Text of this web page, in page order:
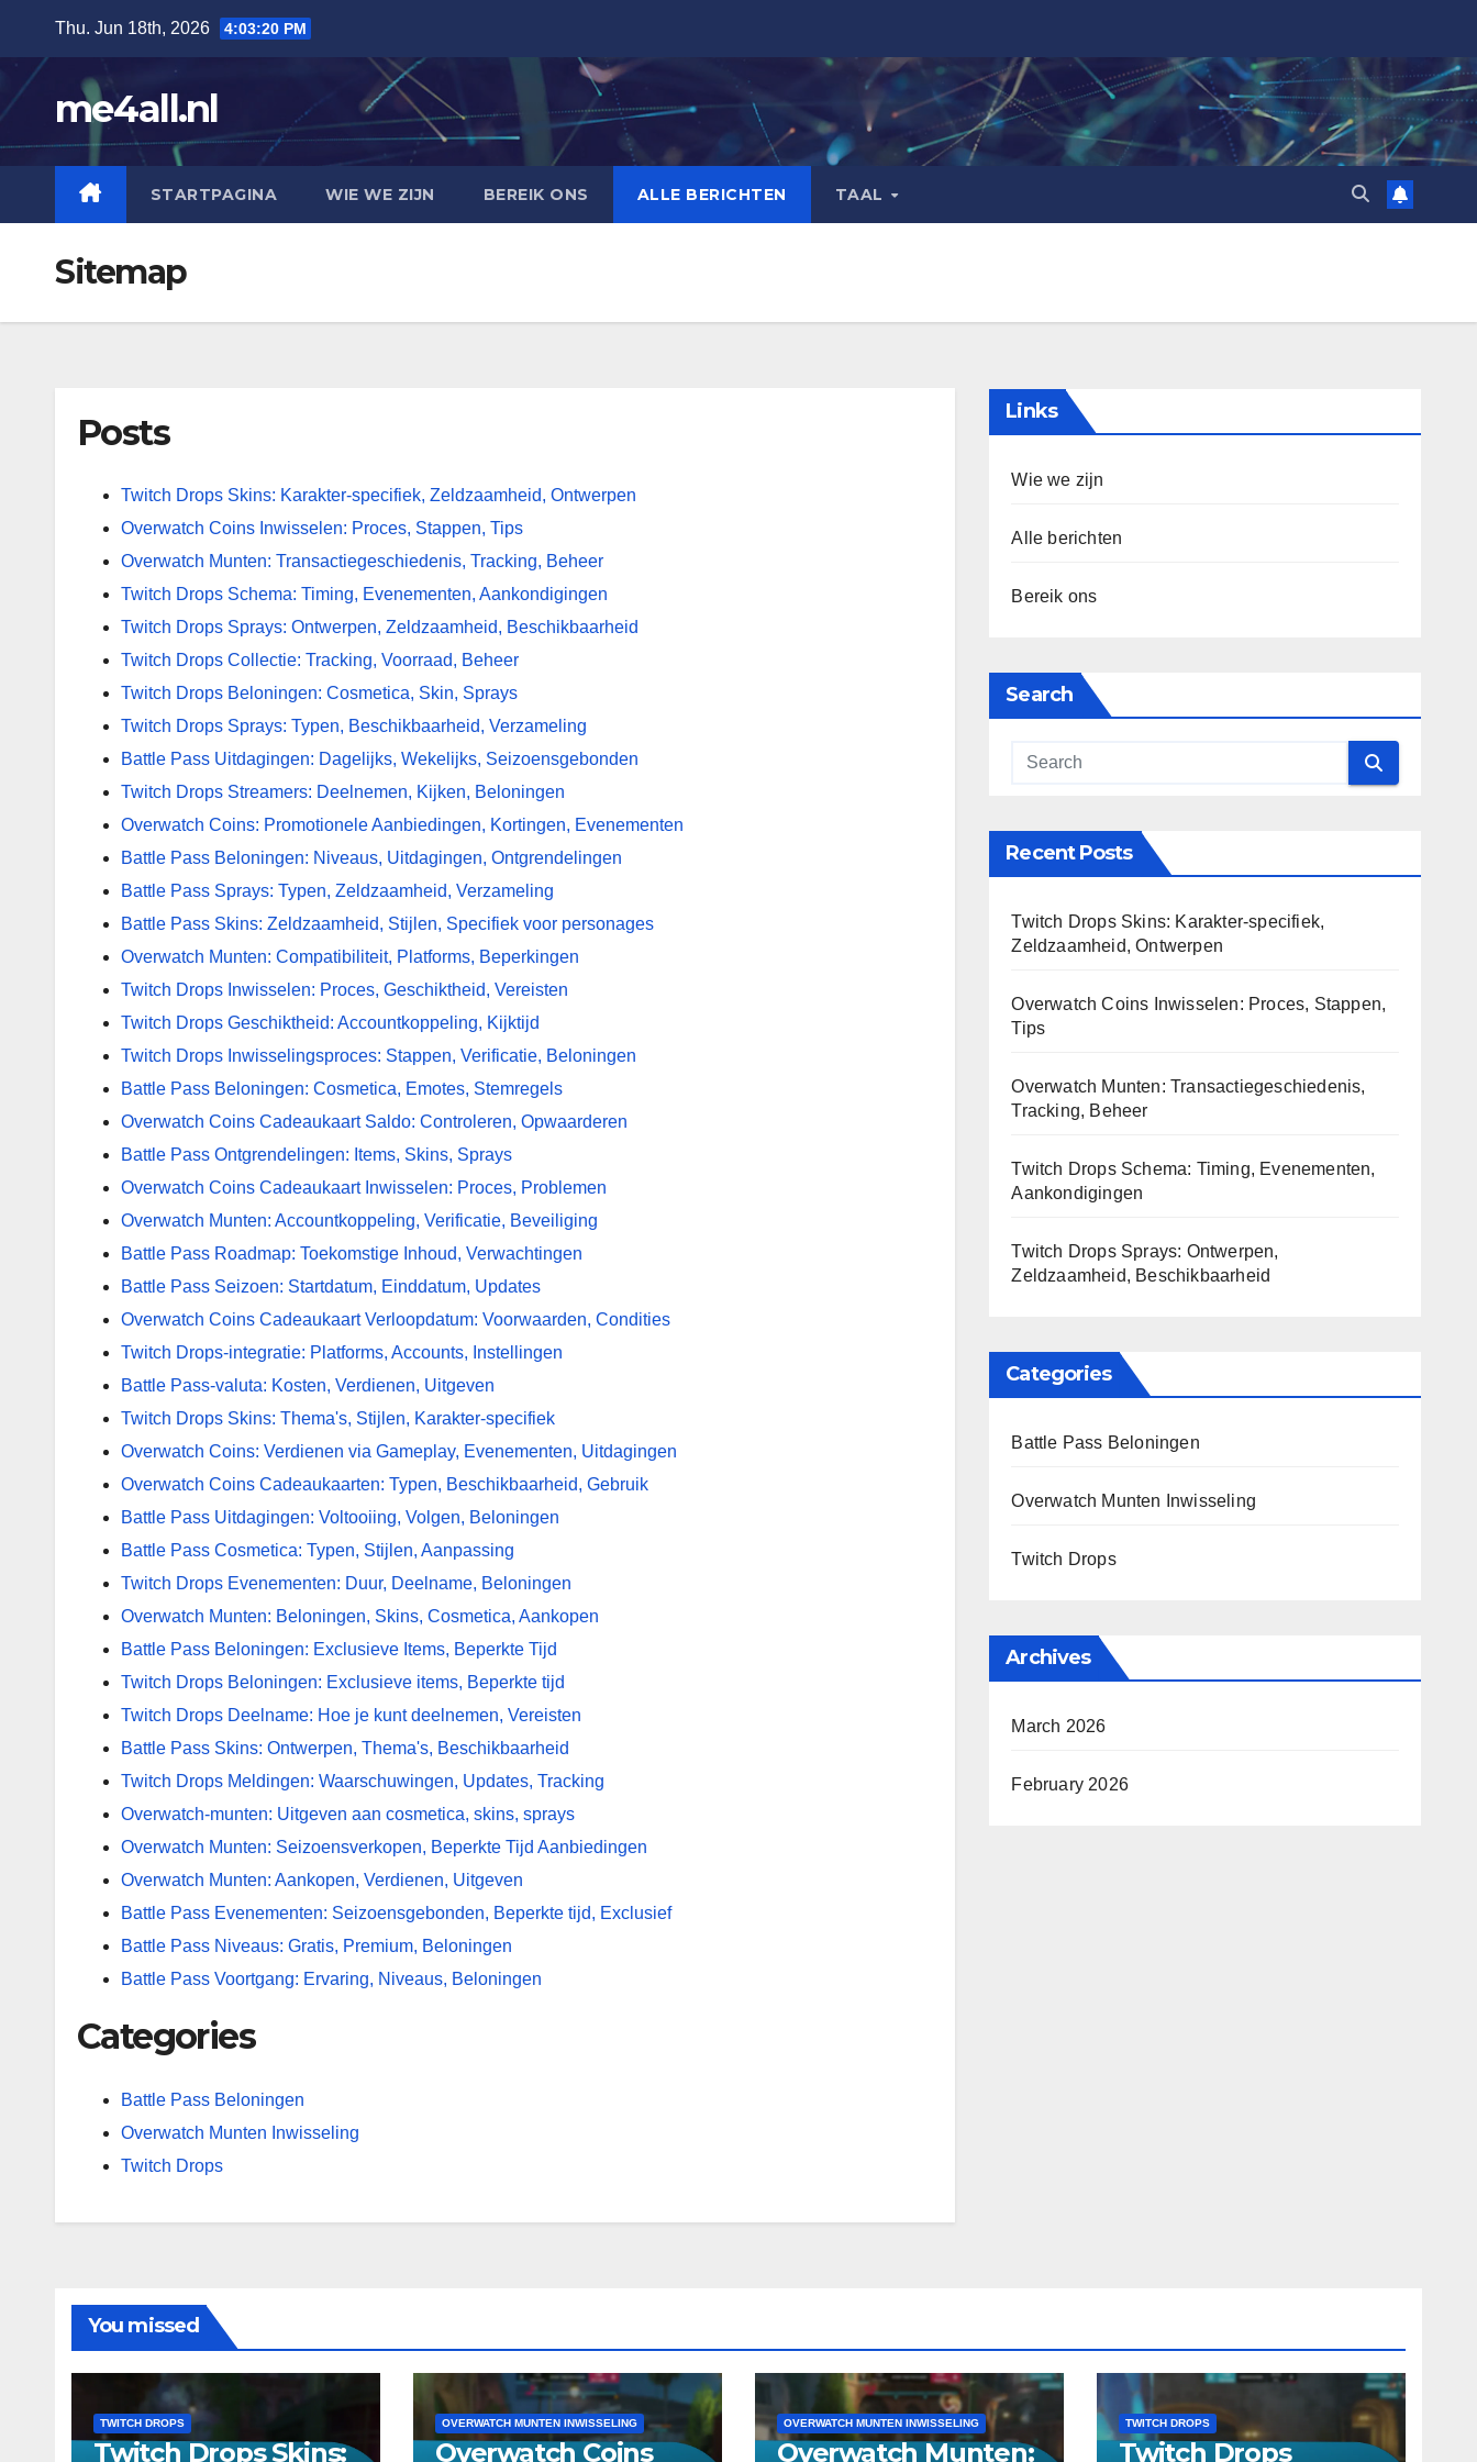
content
Thu. Jun 18th, 2026 4:03:20 PM
me4all.nl
STARTPAGINA WIE WE ZIJN BEREIK ONS ALLE BERICHTEN TAAL
Sitemap
Posts
Twitch Drops Skins: Karakter-specifiek, Zeldzaamheid, Ontwerpen
Overwatch Coins Inwisselen: Proces, Stappen, Tips
Overwatch Munten: Transactiegeschiedenis, Tracking, Beheer
Twitch Drops Schema: Timing, Evenementen, Aankondigingen
Twitch Drops Sprays: Ontwerpen, Zeldzaamheid, Beschikbaarheid
Twitch Drops Collectie: Tracking, Voorraad, Beheer
Twitch Drops Beloningen: Cosmetica, Skin, Sprays
Twitch Drops Sprays: Typen, Beschikbaarheid, Verzameling
Battle Pass Uitdagingen: Dagelijks, Wekelijks, Seizoensgebonden
Twitch Drops Streamers: Deelnemen, Kijken, Beloningen
Overwatch Coins: Promotionele Aanbiedingen, Kortingen, Evenementen
Battle Pass Beloningen: Niveaus, Uitdagingen, Ontgrendelingen
Battle Pass Sprays: Typen, Zeldzaamheid, Verzameling
Battle Pass Skins: Zeldzaamheid, Stijlen, Specifiek voor personages
Overwatch Munten: Compatibiliteit, Platforms, Beperkingen
Twitch Drops Inwisselen: Proces, Geschiktheid, Vereisten
Twitch Drops Geschiktheid: Accountkoppeling, Kijktijd
Twitch Drops Inwisselingsproces: Stappen, Verificatie, Beloningen
Battle Pass Beloningen: Cosmetica, Emotes, Stemregels
Overwatch Coins Cadeaukaart Saldo: Controleren, Opwaarderen
Battle Pass Ontgrendelingen: Items, Skins, Sprays
Overwatch Coins Cadeaukaart Inwisselen: Proces, Problemen
Overwatch Munten: Accountkoppeling, Verificatie, Beveiliging
Battle Pass Roadmap: Toekomstige Inhoud, Verwachtingen
Battle Pass Seizoen: Startdatum, Einddatum, Updates
Overwatch Coins Cadeaukaart Verloopdatum: Voorwaarden, Condities
Twitch Drops-integratie: Platforms, Accounts, Instellingen
Battle Pass-valuta: Kosten, Verdienen, Uitgeven
Twitch Drops Skins: Thema's, Stijlen, Karakter-specifiek
Overwatch Coins: Verdienen via Gameplay, Evenementen, Uitdagingen
Overwatch Coins Cadeaukaarten: Typen, Beschikbaarheid, Gebruik
Battle Pass Uitdagingen: Voltooiing, Volgen, Beloningen
Battle Pass Cosmetica: Typen, Stijlen, Aanpassing
Twitch Drops Evenementen: Duur, Deelname, Beloningen
Overwatch Munten: Beloningen, Skins, Cosmetica, Aankopen
Battle Pass Beloningen: Exclusieve Items, Beperkte Tijd
Twitch Drops Beloningen: Exclusieve items, Beperkte tijd
Twitch Drops Deelname: Hoe je kunt deelnemen, Vereisten
Battle Pass Skins: Ontwerpen, Thema's, Beschikbaarheid
Twitch Drops Meldingen: Waarschuwingen, Updates, Tracking
Overwatch-munten: Uitgeven aan cosmetica, skins, sprays
Overwatch Munten: Seizoensverkopen, Beperkte Tijd Aanbiedingen
Overwatch Munten: Aankopen, Verdienen, Uitgeven
Battle Pass Evenementen: Seizoensgebonden, Beperkte tijd, Exclusief
Battle Pass Niveaus: Gratis, Premium, Beloningen
Battle Pass Voortgang: Ervaring, Niveaus, Beloningen
Categories
Battle Pass Beloningen
Overwatch Munten Inwisseling
Twitch Drops
Links
Wie we zijn
Alle berichten
Bereik ons
Search
Recent Posts
Twitch Drops Skins: Karakter-specifiek,
Zeldzaamheid, Ontwerpen
Overwatch Coins Inwisselen: Proces, Stappen,
Tips
Overwatch Munten: Transactiegeschiedenis,
Tracking, Beheer
Twitch Drops Schema: Timing, Evenementen,
Aankondigingen
Twitch Drops Sprays: Ontwerpen,
Zeldzaamheid, Beschikbaarheid
Categories
Battle Pass Beloningen
Overwatch Munten Inwisseling
Twitch Drops
Archives
March 2026
February 2026
You missed
TWITCH DROPS
Twitch Drops Skins:
OVERWATCH MUNTEN INWISSELING
Overwatch Coins
OVERWATCH MUNTEN INWISSELING
Overwatch Munten:
TWITCH DROPS
Twitch Drops